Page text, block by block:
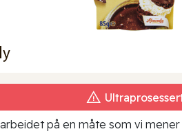
på en måte som vi